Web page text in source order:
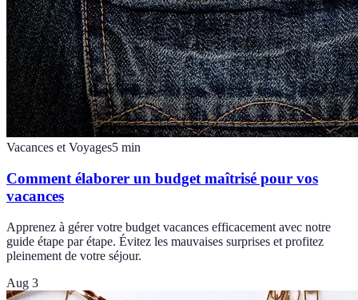
Vacances et Voyages5 min
Comment élaborer un budget maîtrisé pour vos
vacances
Apprenez à gérer votre budget vacances efficacement avec notre
guide étape par étape. Évitez les mauvaises surprises et profitez
pleinement de votre séjour.
Aug 3